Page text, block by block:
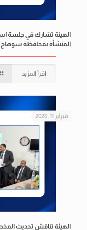
الهيئة تشارك في جلسة
المنشأة بمحافظة سوهاج
إقرأ المزيد
فبراير 11, 2026
الهيئة تناقش تحديث